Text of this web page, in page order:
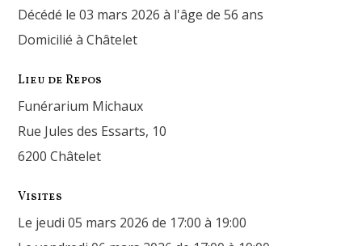
Décédé le 03 mars 2026 à l'âge de 56 ans
Domicilié à Châtelet
Lieu de Repos
Funérarium Michaux
Rue Jules des Essarts, 10
6200 Châtelet
Visites
Le jeudi 05 mars 2026 de 17:00 à 19:00